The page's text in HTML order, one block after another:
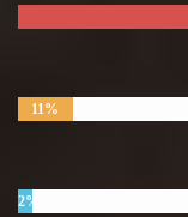
11%
2%